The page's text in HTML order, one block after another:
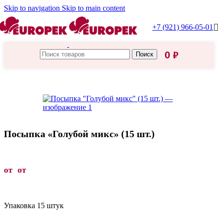
Skip to navigation Skip to main content
+7 (921) 966-05-01
Поиск 0 ₽
Посыпка «Голубой микс» (15 шт.)
от от
Упаковка 15 штук